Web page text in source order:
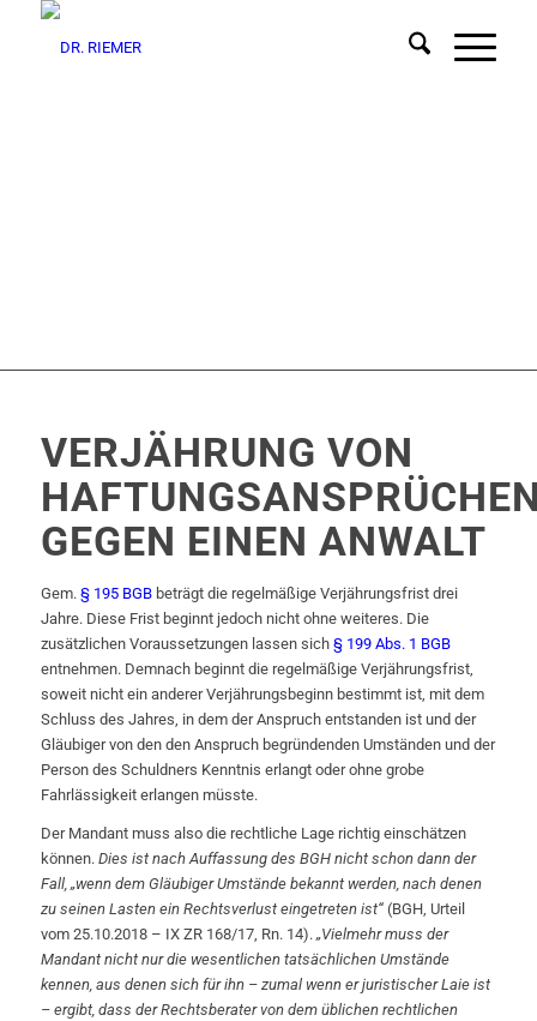
VERJÄHRUNG VON
GEGEN EINEN ANWALT
Gem. § 195 BGBbeträgt die regelmäßige Verjährungsfrist drei
Jahre. Diese Frist beginnt jedoch nicht ohne weiteres. Die
zusätzlichen Voraussetzungen lassen sich § 199 Abs. 1 BGB
entnehmen. Demnach beginnt die regelmäßige Verjährungsfrist,
soweit nicht ein anderer Verjährungsbeginn bestimmt ist, mit dem
Schluss des Jahres, in dem der Anspruch entstanden ist und der
Gläubiger von den den Anspruch begründenden Umständen und der
Person des Schuldners Kenntnis erlangt oder ohne grobe
Fahrlässigkeit erlangen müsste.
Der Mandant muss also die rechtliche Lage richtig einschätzen
können. Dies ist nach Auffassung des BGH nicht schon dann der
Fall, „wenn dem Gläubiger Umstände bekannt werden, nach denen
zu seinen Lasten ein Rechtsverlust eingetreten ist“ (BGH, Urteil
vom 25.10.2018 – IX ZR 168/17, Rn. 14). „Vielmehr muss der
Mandant nicht nur die wesentlichen tatsächlichen Umstände
kennen, aus denen sich für ihn – zumal wenn er juristischer Laie ist
– ergibt, dass der Rechtsberater von dem üblichen rechtlichen